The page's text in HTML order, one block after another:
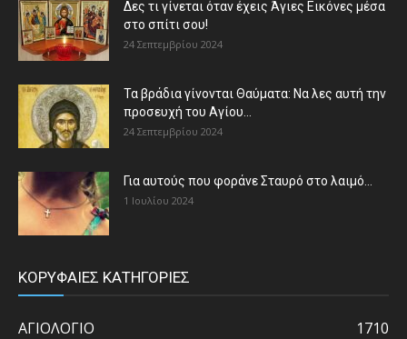
Δες τι γίνεται όταν έχεις Άγιες Εικόνες μέσα
στο σπίτι σου!
24 Σεπτεμβρίου 2024
Τα βράδια γίνονται Θαύματα: Να λες αυτή την
προσευχή του Αγίου...
24 Σεπτεμβρίου 2024
Για αυτούς που φοράνε Σταυρό στο λαιμό…
1 Ιουλίου 2024
ΚΟΡΥΦΑΙΕΣ ΚΑΤΗΓΟΡΙΕΣ
ΑΓΙΟΛΟΓΙΟ
1710